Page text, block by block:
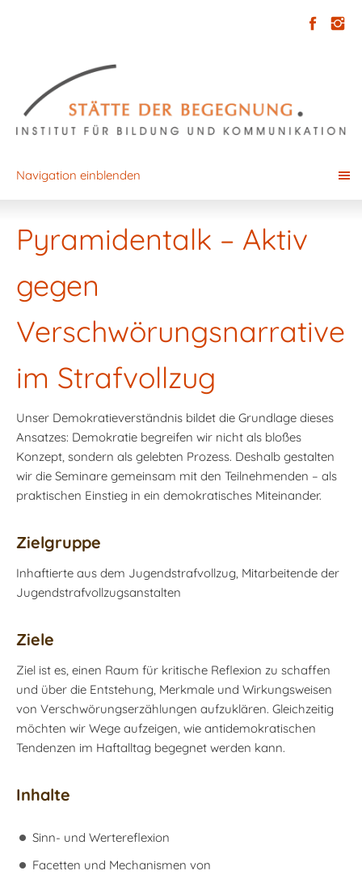
Navigation einblenden
Pyramidentalk – Aktiv
gegen
Verschwörungsnarrative
im Strafvollzug
Unser Demokratieverständnis bildet die Grundlage dieses
Ansatzes: Demokratie begreifen wir nicht als bloßes
Konzept, sondern als gelebten Prozess. Deshalb gestalten
wir die Seminare gemeinsam mit den Teilnehmenden – als
praktischen Einstieg in ein demokratisches Miteinander.
Zielgruppe
Inhaftierte aus dem Jugendstrafvollzug, Mitarbeitende der
Jugendstrafvollzugsanstalten
Ziele
Ziel ist es, einen Raum für kritische Reflexion zu schaffen
und über die Entstehung, Merkmale und Wirkungsweisen
von Verschwörungserzählungen aufzuklären. Gleichzeitig
möchten wir Wege aufzeigen, wie antidemokratischen
Tendenzen im Haftalltag begegnet werden kann.
Inhalte
Sinn- und Wertereflexion
Facetten und Mechanismen von